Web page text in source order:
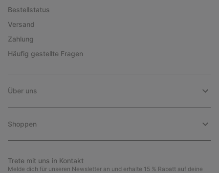
Bestellstatus
Versand
Zahlung
Häufig gestellte Fragen
Über uns
Shoppen
Trete mit uns in Kontakt
Melde dich für unseren Newsletter an und erhalte 15 % Rabatt auf deine